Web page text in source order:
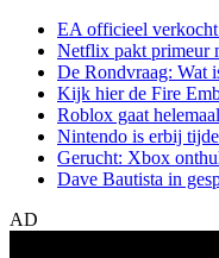
EA officieel
Netflix pakt primeur
De Rondvraag: Wat
Kijk hier de Fire
Roblox gaat
Nintendo is erbij
Gerucht: Xbox
Dave Bautista in
AD